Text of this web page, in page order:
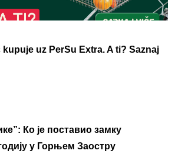
uz PerSu Extra. A ti? Saznaj
Ко је поставио замку
у Горњем Заостру